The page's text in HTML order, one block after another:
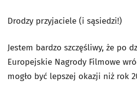
Drodzy przyjaciele (i sąsiedzi!)
Jestem bardzo szczęśliwy, że po
Europejskie Nagrody Filmowe
mogło być lepszej okazji niż rok